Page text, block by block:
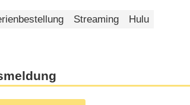
Streaming
Hulu